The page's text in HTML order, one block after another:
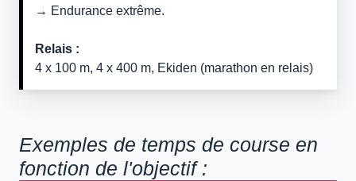
→ Endurance extrême.
Relais :
4 x 100 m, 4 x 400 m, Ekiden (marathon en relais)
Exemples de temps de course en
fonction de l'objectif :